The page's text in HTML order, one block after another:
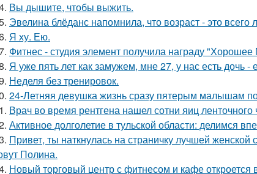
Вы дышите, чтобы выжить.
Эвелина блёданс напомнила, что возраст - это
Я ху. Ею.
Фитнес - студия элемент получила награду "Хорошее
Я уже пять лет как замужем, мне 27, у нас есть дочь -
Неделя без тренировок.
24-Летняя девушка жизнь сразу пятерым малышам
Врач во время рентгена нашел сотни яиц ленточного
Активное долголетие в тульской области: делимся
Привет, ты наткнулась на страничку лучшей
Полина.
Новый торговый центр с фитнесом и кафе откроется